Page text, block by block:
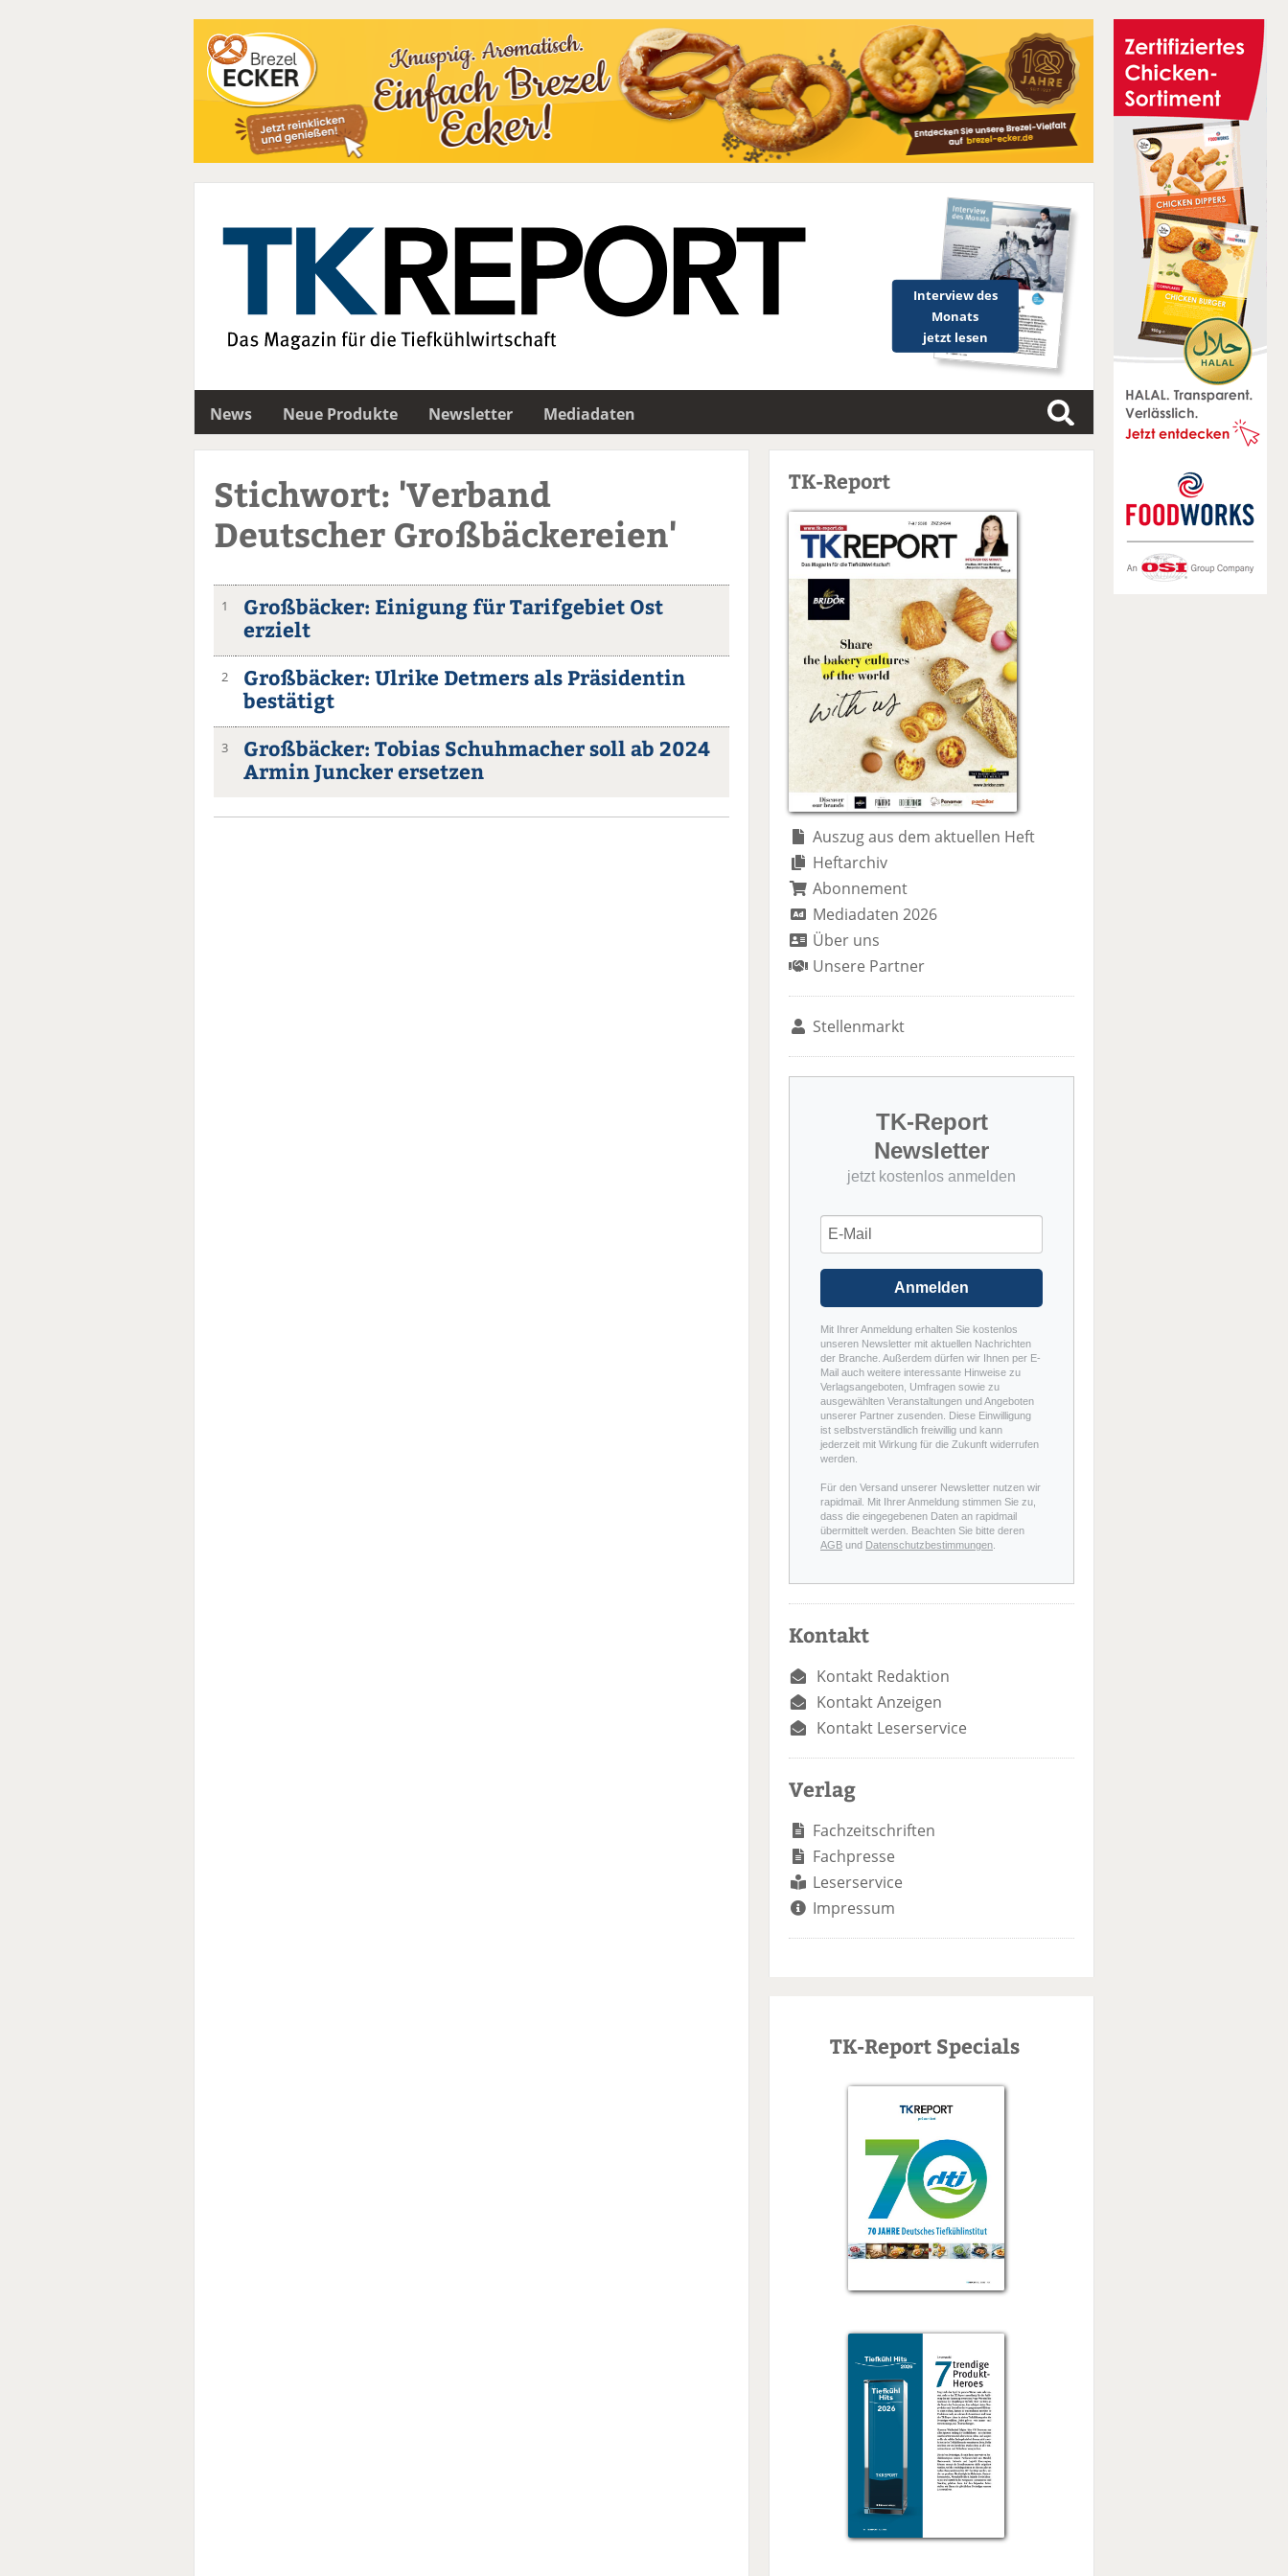
Interview des
Monats
jetzt lesen
News Neue Produkte Newsletter
Mediadaten
S
u
Stichwort: 'Verband
Deutscher Großbäckereien'
1
Großbäcker: Einigung für Tarifgebiet Ost
erzielt
2
Großbäcker: Ulrike Detmers als Präsidentin
bestätigt
3
Großbäcker: Tobias Schuhmacher soll ab 2024
Armin Juncker ersetzen
TK-Report
Auszug aus dem aktuellen Heft
Heftarchiv
Abonnement
Mediadaten 2026
Über uns
Unsere Partner
Stellenmarkt
TK-Report
Newsletter
jetzt kostenlos anmelden
Anmelden
Mit Ihrer Anmeldung erhalten Sie kostenlos
unseren Newsletter mit aktuellen Nachrichten
der Branche. Außerdem dürfen wir Ihnen per E-
Mail auch weitere interessante Hinweise zu
Verlagsangeboten, Umfragen sowie zu
ausgewählten Veranstaltungen und Angeboten
unserer Partner zusenden. Diese Einwilligung
ist selbstverständlich freiwillig und kann
jederzeit mit Wirkung für die Zukunft widerrufen
werden.
Für den Versand unserer Newsletter nutzen wir
rapidmail. Mit Ihrer Anmeldung stimmen Sie zu,
dass die eingegebenen Daten an rapidmail
übermittelt werden. Beachten Sie bitte deren
AGB und Datenschutzbestimmungen
Kontakt
Kontakt Redaktion
Kontakt Anzeigen
Kontakt Leserservice
Verlag
Fachzeitschriften
Fachpresse
Leserservice
Impressum
TK-Report Specials